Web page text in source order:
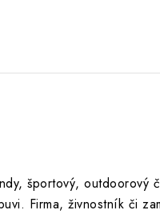
športový, outdoorový
Firma, živnostník či